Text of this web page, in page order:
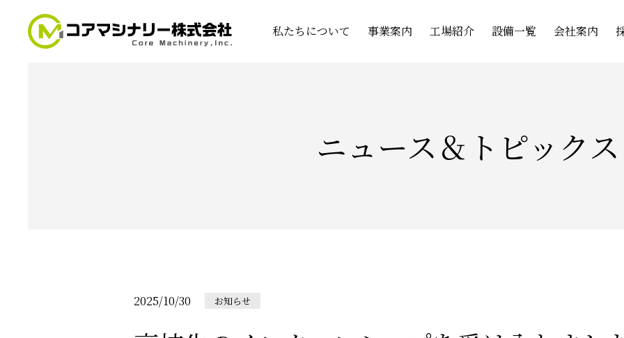
私たちについて 事業案内 工場紹介 設備一覧 会社案内
ニュース＆トピックス
2025/10/30 お知らせ